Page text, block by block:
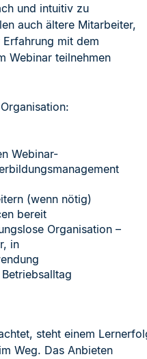
und intuitiv zu
auch ältere Mitarbeiter,
mit dem
Webinar teilnehmen
Webinar-
(wenn nötig)
bereit
Organisation –
in
steht einem
im Weg. Das Anbieten